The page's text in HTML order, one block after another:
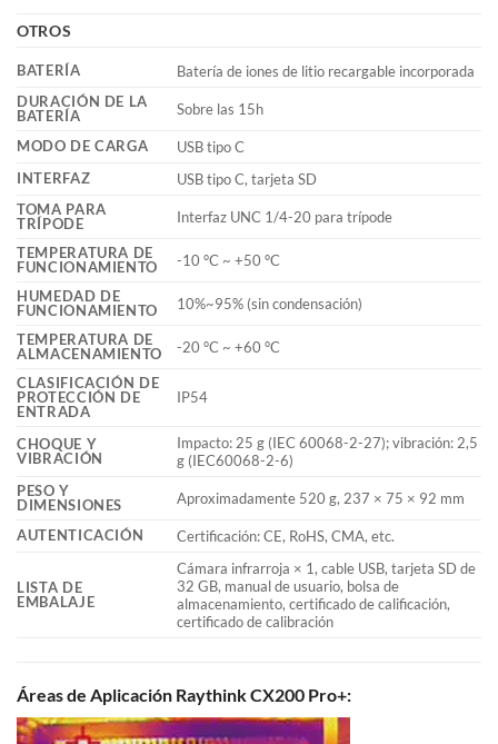
OTROS
BATERÍA
Batería de iones de litio recargable incorporada
DURACIÓN DE LA
BATERÍA
Sobre las 15h
MODO DE CARGA
USB tipo C
INTERFAZ
USB tipo C, tarjeta SD
TOMA PARA
TRÍPODE
Interfaz UNC 1/4-20 para trípode
TEMPERATURA DE
FUNCIONAMIENTO
-10 °C ~ +50 °C
HUMEDAD DE
FUNCIONAMIENTO
10%~95% (sin condensación)
TEMPERATURA DE
ALMACENAMIENTO
-20 °C ~ +60 °C
CLASIFICACIÓN DE
PROTECCIÓN DE
ENTRADA
IP54
CHOQUE Y
VIBRACIÓN
Impacto: 25 g (IEC 60068-2-27); vibración: 2,5
g (IEC60068-2-6)
PESO Y
DIMENSIONES
Aproximadamente 520 g, 237 × 75 × 92 mm
AUTENTICACIÓN Certificación: CE, RoHS, CMA, etc.
LISTA DE
EMBALAJE
Cámara infrarroja × 1, cable USB, tarjeta SD de
32 GB, manual de usuario, bolsa de
almacenamiento, certificado de calificación,
certificado de calibración
Áreas de Aplicación Raythink CX200 Pro+: